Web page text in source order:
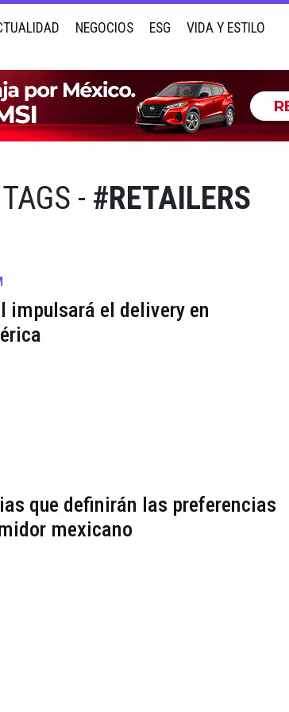
NEGOCIOS ESG VIDA Y ESTILO
TAGS - #RETAILERS
impulsará el delivery en
que definirán las preferencias
mexicano